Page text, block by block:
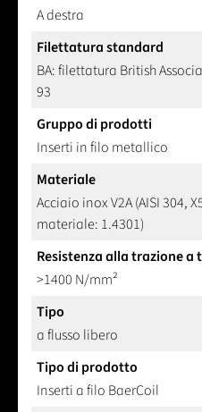
A destra
Filettatura standard
BA: filettatura British
93
Gruppo di prodotti
Inserti in filo metallico
Materiale
Acciaio inox V2A (AISI 304,
materiale: 1.4301)
Resistenza alla trazione
>1400 N/mm²
Tipo
a flusso libero
Tipo di prodotto
Inserti a filo BaerCoil